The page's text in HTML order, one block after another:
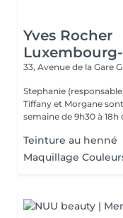
Yves Rocher
33, Avenue de la Gare
Stephanie
Tiffany et Morgane
semaine de 9h30 à 18h
Teinture au henné
Maquillage